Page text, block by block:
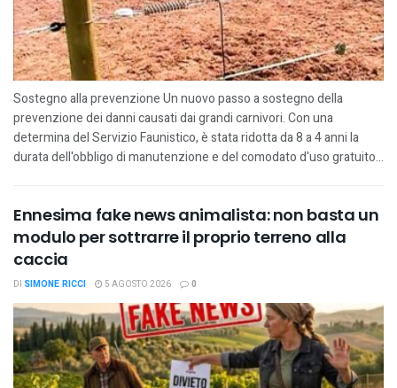
Sostegno alla prevenzione Un nuovo passo a sostegno della
prevenzione dei danni causati dai grandi carnivori. Con una
determina del Servizio Faunistico, è stata ridotta da 8 a 4 anni la
durata dell'obbligo di manutenzione e del comodato d'uso gratuito...
Ennesima fake news animalista: non basta un
modulo per sottrarre il proprio terreno alla
caccia
DI SIMONE RICCI 5 AGOSTO 2026 0